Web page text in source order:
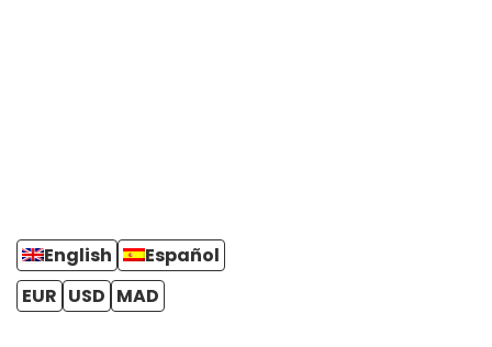
English
Español
EUR USD MAD